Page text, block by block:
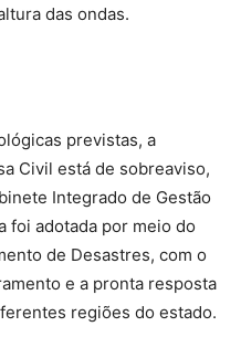
das ondas.
previstas, a
Civil está de sobreaviso,
Integrado de Gestão
foi adotada por meio do
de Desastres, com o
e a pronta resposta
regiões do estado.